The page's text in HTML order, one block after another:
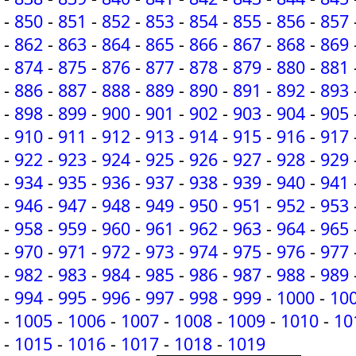
- 850 - 851 - 852 - 853 - 854 - 855 - 856 - 857
- 862 - 863 - 864 - 865 - 866 - 867 - 868 - 869
- 874 - 875 - 876 - 877 - 878 - 879 - 880 - 881
- 886 - 887 - 888 - 889 - 890 - 891 - 892 - 893
- 898 - 899 - 900 - 901 - 902 - 903 - 904 - 905
- 910 - 911 - 912 - 913 - 914 - 915 - 916 - 917
- 922 - 923 - 924 - 925 - 926 - 927 - 928 - 929
- 934 - 935 - 936 - 937 - 938 - 939 - 940 - 941
- 946 - 947 - 948 - 949 - 950 - 951 - 952 - 953
- 958 - 959 - 960 - 961 - 962 - 963 - 964 - 965
- 970 - 971 - 972 - 973 - 974 - 975 - 976 - 977
- 982 - 983 - 984 - 985 - 986 - 987 - 988 - 989
- 994 - 995 - 996 - 997 - 998 - 999 - 1000 -
- 1005 - 1006 - 1007 - 1008 - 1009 - 1010 -
- 1015 - 1016 - 1017 - 1018 - 1019